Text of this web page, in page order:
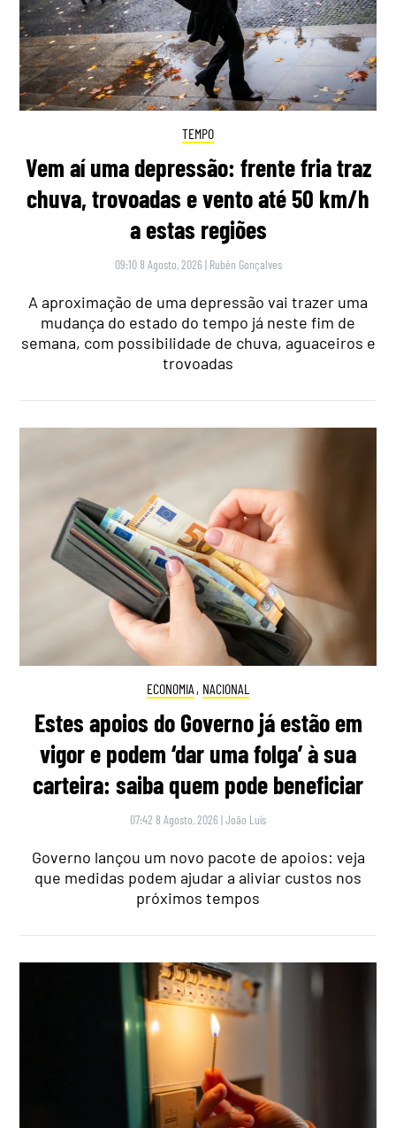
TEMPO
Vem aí uma depressão: frente fria traz
chuva, trovoadas e vento até 50 km/h
a estas regiões
09:10 8 Agosto, 2026 | Rubén Gonçalves
A aproximação de uma depressão vai trazer uma
mudança do estado do tempo já neste fim de
semana, com possibilidade de chuva, aguaceiros e
trovoadas
ECONOMIA , NACIONAL
Estes apoios do Governo já estão em
vigor e podem ‘dar uma folga’ à sua
carteira: saiba quem pode beneficiar
07:42 8 Agosto, 2026 |João Luís
Governo lançou um novo pacote de apoios: veja
que medidas podem ajudar a aliviar custos nos
próximos tempos